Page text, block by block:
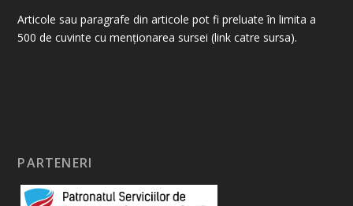
Articole sau paragrafe din articole pot fi preluate în limita a
500 de cuvinte cu menționarea sursei (link catre sursa).
PARTENERI